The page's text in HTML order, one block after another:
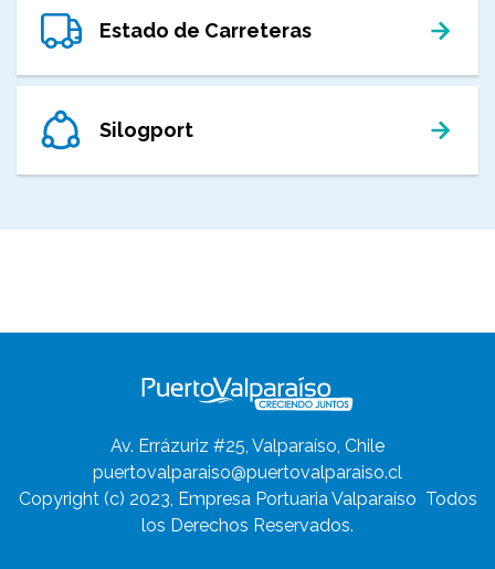
Estado de Carreteras
Silogport
Av. Errázuriz #25, Valparaíso, Chile
puertovalparaiso@puertovalparaiso.cl
Copyright (c) 2023, Empresa Portuaria Valparaíso Todos
los Derechos Reservados.